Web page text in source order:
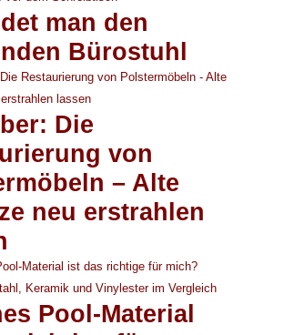
man den
Bürostuhl
Die
von
– Alte
neu erstrahlen
Pool-Material